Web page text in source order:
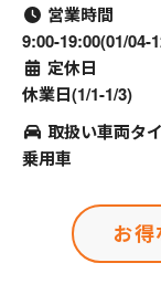
営業時間
9:00-19:00(01/04-
定休日
休業日(1/1-1/3)
取扱い車両タ
乗用車
お得